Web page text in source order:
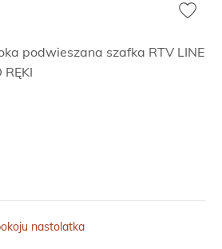
nastolatka
podwieszana szafka RTV LINE